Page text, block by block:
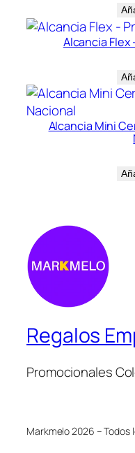
Alcancia Flex
Alcancia Mini
Regalos
Promocionales
Markmelo 2026 –